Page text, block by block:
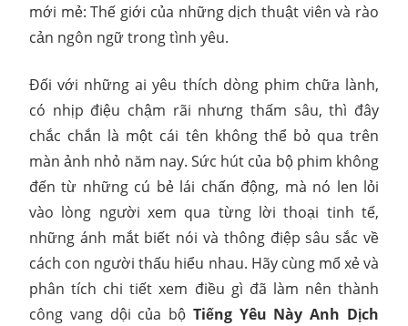
mới mẻ: Thế giới của những dịch thuật viên và rào
cản ngôn ngữ trong tình yêu.
Đối với những ai yêu thích dòng phim chữa lành,
có nhịp điệu chậm rãi nhưng thấm sâu, thì đây
chắc chắn là một cái tên không thể bỏ qua trên
màn ảnh nhỏ năm nay. Sức hút của bộ phim không
đến từ những cú bẻ lái chấn động, mà nó len lỏi
vào lòng người xem qua từng lời thoại tinh tế,
những ánh mắt biết nói và thông điệp sâu sắc về
cách con người thấu hiểu nhau. Hãy cùng mổ xẻ và
phân tích chi tiết xem điều gì đã làm nên thành
công vang dội của bộ Tiếng Yêu Này Anh Dịch